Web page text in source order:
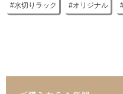
水切りラック オリジナル